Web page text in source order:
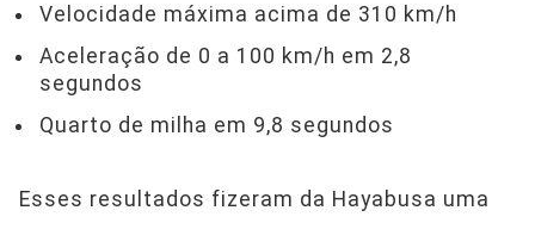
Velocidade máxima acima de 310 km/h
Aceleração de 0 a 100 km/h em 2,8
segundos
Quarto de milha em 9,8 segundos
Esses resultados fizeram da Hayabusa uma